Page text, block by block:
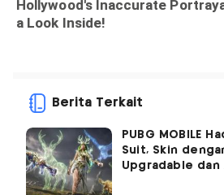
Berita Terkait
PUBG MOBILE
Suit, Skin
Upgradable dan